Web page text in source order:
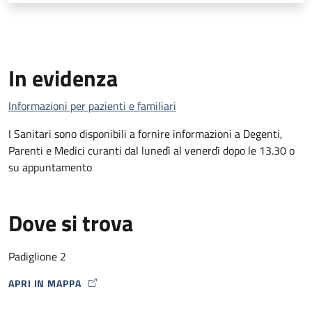
In evidenza
Informazioni per pazienti e familiari
I Sanitari sono disponibili a fornire informazioni a Degenti,
Parenti e Medici curanti dal lunedì al venerdì dopo le 13.30 o
su appuntamento
Dove si trova
Padiglione 2
APRI IN MAPPA
MAP ICON